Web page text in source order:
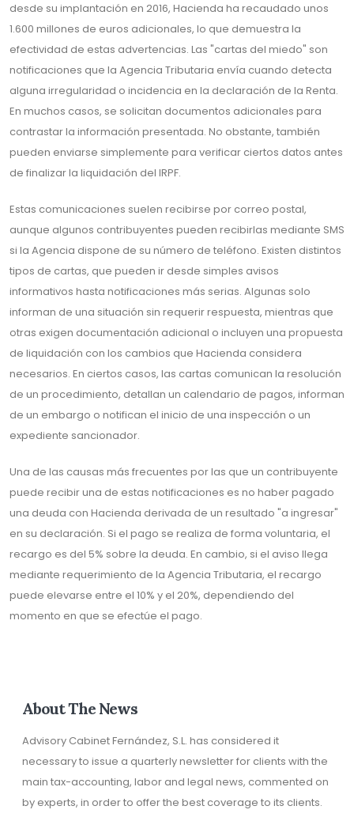
desde su implantación en 2016, Hacienda ha recaudado unos
1.600 millones de euros adicionales, lo que demuestra la
efectividad de estas advertencias. Las "cartas del miedo" son
notificaciones que la Agencia Tributaria envía cuando detecta
alguna irregularidad o incidencia en la declaración de la Renta.
En muchos casos, se solicitan documentos adicionales para
contrastar la información presentada. No obstante, también
pueden enviarse simplemente para verificar ciertos datos antes
de finalizar la liquidación del IRPF.
Estas comunicaciones suelen recibirse por correo postal,
aunque algunos contribuyentes pueden recibirlas mediante SMS
si la Agencia dispone de su número de teléfono. Existen distintos
tipos de cartas, que pueden ir desde simples avisos
informativos hasta notificaciones más serias. Algunas solo
informan de una situación sin requerir respuesta, mientras que
otras exigen documentación adicional o incluyen una propuesta
de liquidación con los cambios que Hacienda considera
necesarios. En ciertos casos, las cartas comunican la resolución
de un procedimiento, detallan un calendario de pagos, informan
de un embargo o notifican el inicio de una inspección o un
expediente sancionador.
Una de las causas más frecuentes por las que un contribuyente
puede recibir una de estas notificaciones es no haber pagado
una deuda con Hacienda derivada de un resultado "a ingresar"
en su declaración. Si el pago se realiza de forma voluntaria, el
recargo es del 5% sobre la deuda. En cambio, si el aviso llega
mediante requerimiento de la Agencia Tributaria, el recargo
puede elevarse entre el 10% y el 20%, dependiendo del
momento en que se efectúe el pago.
About The News
Advisory Cabinet Fernández, S.L. has considered it
necessary to issue a quarterly newsletter for clients with the
main tax-accounting, labor and legal news, commented on
by experts, in order to offer the best coverage to its clients.